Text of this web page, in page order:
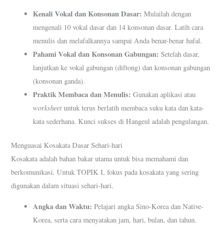
Kenali Vokal dan Konsonan Dasar: Mulailah dengan
mengenali 10 vokal dasar dan 14 konsonan dasar. Latih cara
menulis dan melafalkannya sampai Anda benar-benar hafal.
Pahami Vokal dan Konsonan Gabungan: Setelah dasar,
lanjutkan ke vokal gabungan (diftong) dan konsonan gabungan
(konsonan ganda).
Praktik Membaca dan Menulis: Gunakan aplikasi atau
worksheet untuk terus berlatih membaca suku kata dan kata-
kata sederhana. Kunci sukses di Hangeul adalah pengulangan.
Menguasai Kosakata Dasar Sehari-hari
Kosakata adalah bahan bakar utama untuk bisa memahami dan
berkomunikasi. Untuk TOPIK I, fokus pada kosakata yang sering
digunakan dalam situasi sehari-hari.
Angka dan Waktu: Pelajari angka Sino-Korea dan Native-
Korea, serta cara menyatakan jam, hari, bulan, dan tahun.